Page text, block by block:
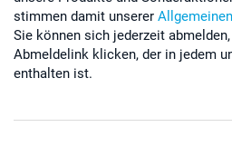
stimmen damit unserer
Sie können sich jederzeit
Abmeldelink klicken, der in jedem
enthalten ist.